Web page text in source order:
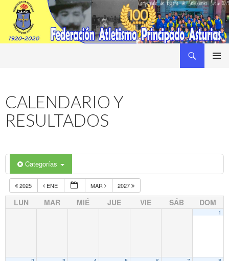
CALENDARIO Y
RESULTADOS
Categorías
2025 ENE MAR 2027
LUN MAR MIÉ JUE VIE SÁB DOM
1